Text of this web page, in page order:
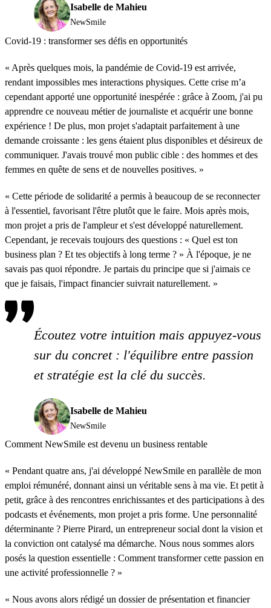
Isabelle de Mahieu
NewSmile
Covid-19 : transformer ses défis en opportunités
« Après quelques mois, la pandémie de Covid-19 est arrivée,
rendant impossibles mes interactions physiques. Cette crise m’a
cependant apporté une opportunité inespérée : grâce à Zoom, j'ai pu
apprendre ce nouveau métier de journaliste et acquérir une bonne
expérience ! De plus, mon projet s'adaptait parfaitement à une
demande croissante : les gens étaient plus disponibles et désireux de
communiquer. J'avais trouvé mon public cible : des hommes et des
femmes en quête de sens et de nouvelles positives. »
« Cette période de solidarité a permis à beaucoup de se reconnecter
à l'essentiel, favorisant l'être plutôt que le faire. Mois après mois,
mon projet a pris de l'ampleur et s'est développé naturellement.
Cependant, je recevais toujours des questions : « Quel est ton
business plan ? Et tes objectifs à long terme ? » À l'époque, je ne
savais pas quoi répondre. Je partais du principe que si j'aimais ce
que je faisais, l'impact financier suivrait naturellement. »
Écoutez votre intuition mais appuyez-vous
sur du concret : l'équilibre entre passion
et stratégie est la clé du succès.
Isabelle de Mahieu
NewSmile
Comment NewSmile est devenu un business rentable
« Pendant quatre ans, j'ai développé NewSmile en parallèle de mon
emploi rémunéré, donnant ainsi un véritable sens à ma vie. Et petit à
petit, grâce à des rencontres enrichissantes et des participations à des
podcasts et événements, mon projet a pris forme. Une personnalité
déterminante ? Pierre Pirard, un entrepreneur social dont la vision et
la conviction ont catalysé ma démarche. Nous nous sommes alors
posés la question essentielle : Comment transformer cette passion en
une activité professionnelle ? »
« Nous avons alors rédigé un dossier de présentation et financier